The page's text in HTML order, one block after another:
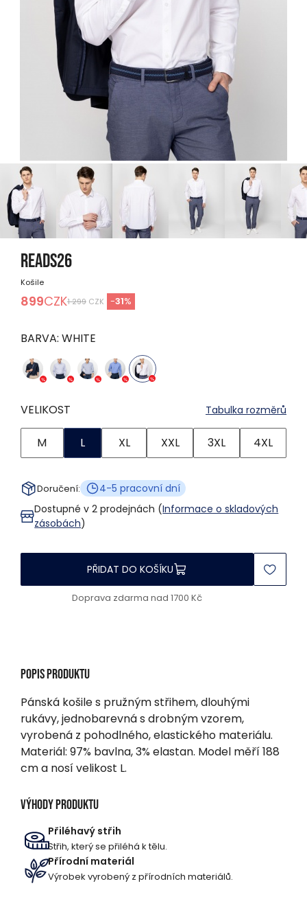
READS26
Košile
899CZK1 299 CZK -31%
BARVA: WHITE
VELIKOST Tabulka rozměrů
M L XL XXL 3XL 4XL
Doručení:
4-5 pracovní dní
Dostupné v 2 prodejnách (Informace o skladových
zásobách)
PŘIDAT DO KOŠÍKU
Doprava zdarma nad 1700 Kč
Popis produktu
Pánská košile s pružným střihem, dlouhými
rukávy, jednobarevná s drobným vzorem,
vyrobená z pohodlného, elastického materiálu.
Materiál: 97% bavlna, 3% elastan. Model měří 188
cm a nosí velikost L.
Výhody produktu
Přiléhavý střih
Střih, který se přiléhá k tělu.
Přírodní materiál
Výrobek vyrobený z přírodních materiálů.